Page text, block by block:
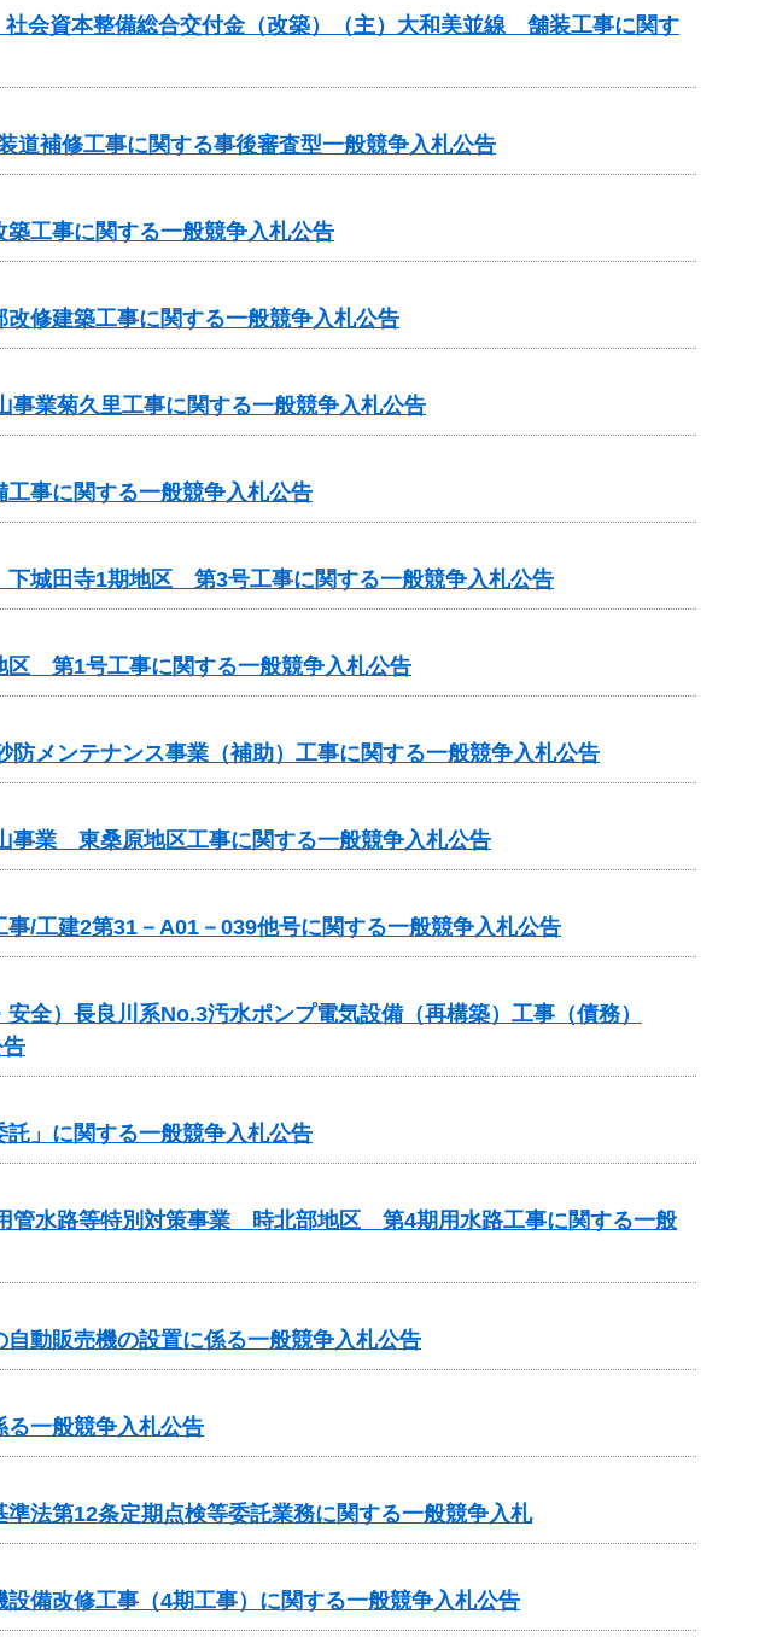
会資本整備総合交付金（改築）（主）大和美並線 舗装工事に関す
道補修工事に関する事後審査型一般競争入札公告
築工事に関する一般競争入札公告
改修建築工事に関する一般競争入札公告
事業菊久里工事に関する一般競争入札公告
事に関する一般競争入札公告
城田寺1期地区 第3号工事に関する一般競争入札公告
区 第1号工事に関する一般競争入札公告
メンテナンス事業（補助）工事に関する一般競争入札公告
事業 東桑原地区工事に関する一般競争入札公告
工建2第31－A01－039他号に関する一般競争入札公告
全）長良川系No.3汚水ポンプ電気設備（再構築）工事（債務）
告
託」に関する一般競争入札公告
管水路等特別対策事業 時北部地区 第4期用水路工事に関する一般
動販売機の設置に係る一般競争入札公告
一般競争入札公告
法第12条定期点検等委託業務に関する一般競争入札
設備改修工事（4期工事）に関する一般競争入札公告